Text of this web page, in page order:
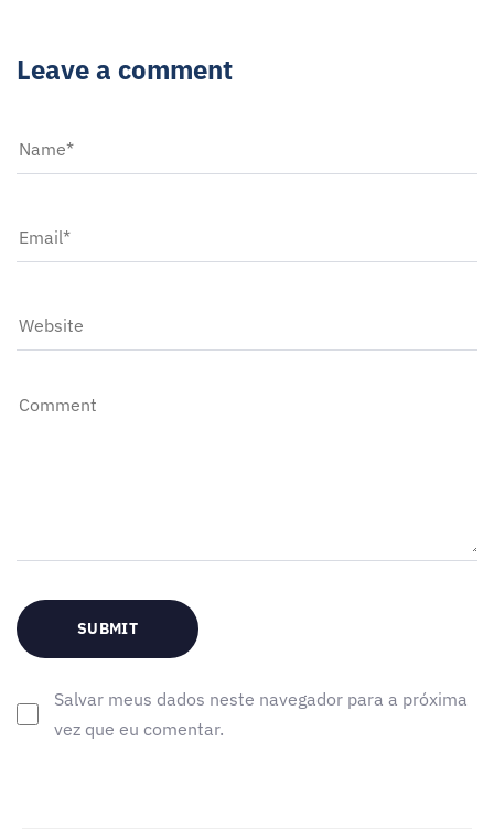
Leave a comment
Salvar meus dados neste navegador para a próxima
vez que eu comentar.